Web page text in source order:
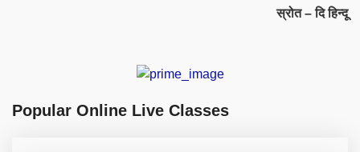
स्रोत – दि हिन्दू
Popular Online Live Classes